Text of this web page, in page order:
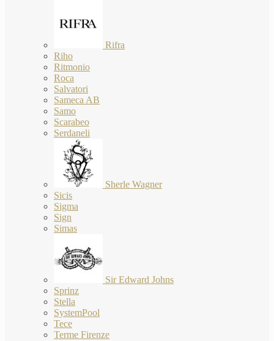
Rifra
Riho
Ritmonio
Roca
Salvatori
Sameca AB
Samo
Scarabeo
Serdaneli
Sherle Wagner
Sicis
Sigma
Sign
Simas
Sir Edward Johns
Sprinz
Stella
SystemPool
Tece
Terme Firenze